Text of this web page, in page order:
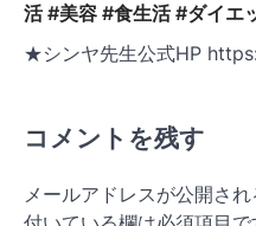
活 #美容 #食生活 #ダイエ
★シンヤ先生公式HP
コメントを残す
メールアドレスが公開され